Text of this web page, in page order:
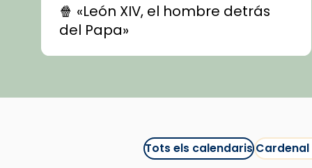
🍿 «León XIV, el hombre detrás
del Papa»
🍿 «Las ovejas detectives»
recomanacions i prepara una
#CinemaEspiritualitual
@cinemaspiritcatTots els calendarisCardenal